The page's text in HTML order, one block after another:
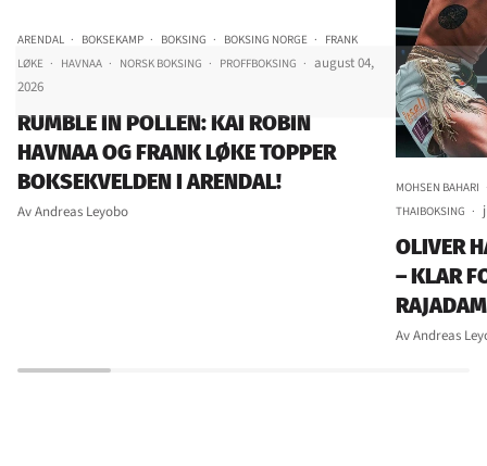
ARENDAL BOKSEKAMP BOKSING BOKSING NORGE
FRANK
LØKE
HAVNAA NORSK BOKSING PROFFBOKSING
august 04,
2026
RUMBLE IN POLLEN: KAI ROBIN
HAVNAA OG FRANK LØKE TOPPER
BOKSEKVELDEN I ARENDAL!
Av Andreas Leyobo
MOHSEN BAHARI
THAIBOKSING
OLIVER
– KLAR
Av Andreas